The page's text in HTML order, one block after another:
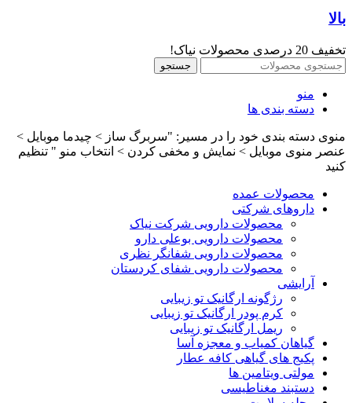
بالا
تخفیف 20 درصدی محصولات نیاک!
جستجو
منو
دسته بندی ها
منوی دسته بندی خود را در مسیر: "سربرگ ساز > چیدما موبایل >
عنصر منوی موبایل > نمایش و مخفی کردن > انتخاب منو " تنظیم
کنید
محصولات عمده
داروهای شرکتی
محصولات دارویی شرکت نیاک
محصولات دارویی بوعلی دارو
محصولات دارویی شفانگر نظری
محصولات دارویی شفای کردستان
آرایشی
رژگونه ارگانیک تو زیبایی
کرم پودر ارگانیک تو زیبایی
ریمل ارگانیک تو زیبایی
گیاهان کمیاب و معجزه آسا
پکیج های گیاهی کافه عطار
مولتی ویتامین ها
دستبند مغناطیسی